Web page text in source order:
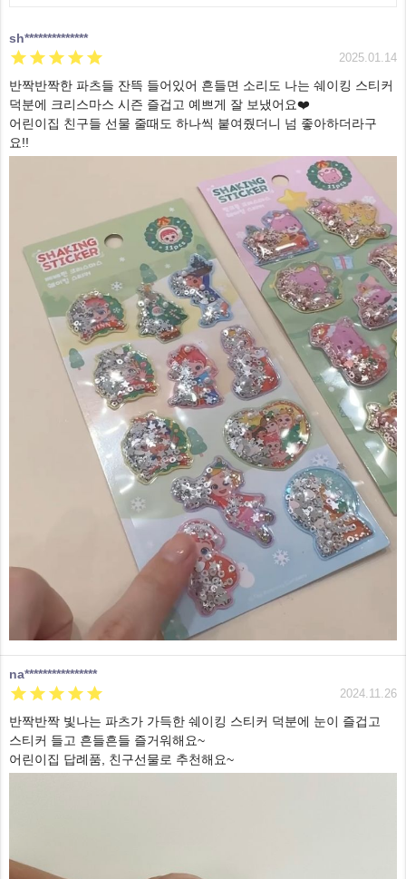
sh**************
 2025.01.14
반짝반짝한 파츠들 잔뜩 들어있어 흔들면 소리도 나는 쉐이킹 스티커
덕분에 크리스마스 시즌 즐겁고 예쁘게 잘 보냈어요❤️
어린이집 친구들 선물 줄때도 하나씩 붙여줬더니 넘 좋아하더라구
요!!
na****************
 2024.11.26
반짝반짝 빛나는 파츠가 가득한 쉐이킹 스티커 덕분에 눈이 즐겁고
스티커 들고 흔들흔들 즐거워해요~
어린이집 답례품, 친구선물로 추천해요~